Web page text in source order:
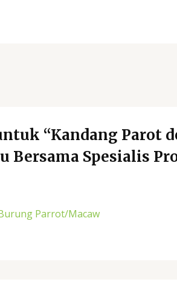
“Kandang Parot
Bersama Spesialis
Parrot/Macaw